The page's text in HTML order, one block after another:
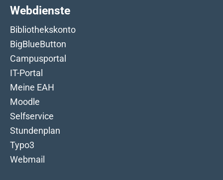
Webdienste
Bibliothekskonto
BigBlueButton
Campusportal
IT-Portal
Meine EAH
Moodle
Selfservice
Stundenplan
Typo3
Webmail